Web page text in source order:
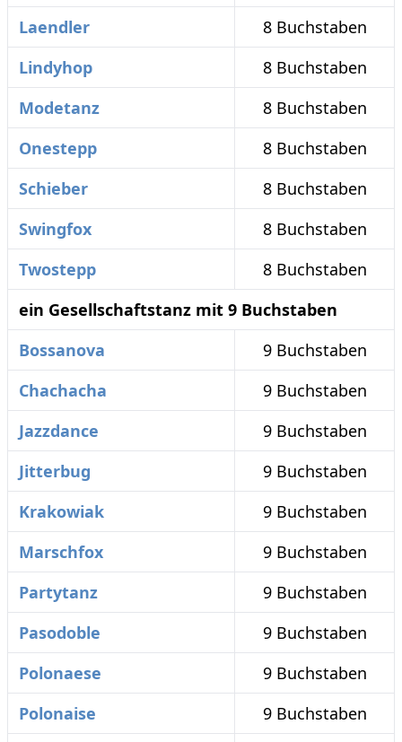
Laendler
8 Buchstaben
Lindyhop
8 Buchstaben
Modetanz
8 Buchstaben
Onestepp
8 Buchstaben
Schieber
8 Buchstaben
Swingfox
8 Buchstaben
Twostepp
8 Buchstaben
ein Gesellschaftstanz mit 9 Buchstaben
Bossanova
9 Buchstaben
Chachacha
9 Buchstaben
Jazzdance
9 Buchstaben
Jitterbug
9 Buchstaben
Krakowiak
9 Buchstaben
Marschfox
9 Buchstaben
Partytanz
9 Buchstaben
Pasodoble
9 Buchstaben
Polonaese
9 Buchstaben
Polonaise
9 Buchstaben